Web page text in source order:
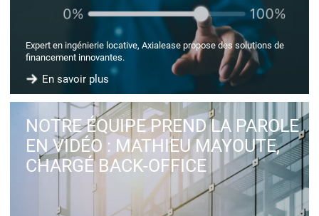
Expert en ingénierie locative, Axialease propose des solutions de
financement innovantes.
En savoir plus
NOTRE ÉQUIPE PREND LA PAROLE
EN VIDÉO : MATHIEU MAYOUTE,
CHARGÉ BACK-OFFICE